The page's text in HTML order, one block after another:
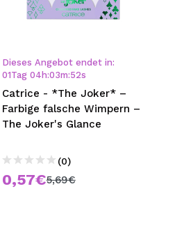
Dieses Angebot endet in:
01Tag 04 h:03m:51s
Catrice - *The Joker* –
Farbige falsche Wimpern –
The Joker's Glance
(0)
0,57€5,69€